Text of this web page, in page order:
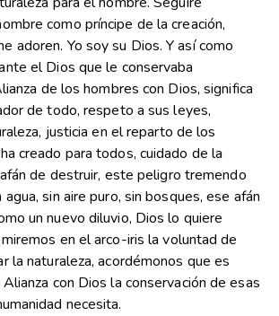
como príncipe de la creación,
adoren. Yo soy su Dios. Y así como
el Dios que le conservaba
de los hombres con Dios, significa
de todo, respeto a sus leyes,
justicia en el reparto de los
creado para todos, cuidado de la
de destruir, este peligro tremendo
sin aire puro, sin bosques, ese afán
un nuevo diluvio, Dios lo quiere
en el arco-iris la voluntad de
la naturaleza, acordémonos que es
con Dios la conservación de esas
necesita.